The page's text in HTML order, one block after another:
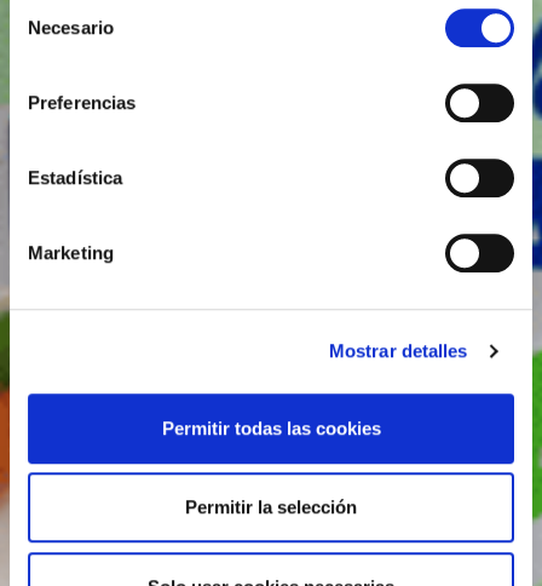
Necesario
Preferencias
Estadística
Marketing
Mostrar detalles
Permitir todas las cookies
Permitir la selección